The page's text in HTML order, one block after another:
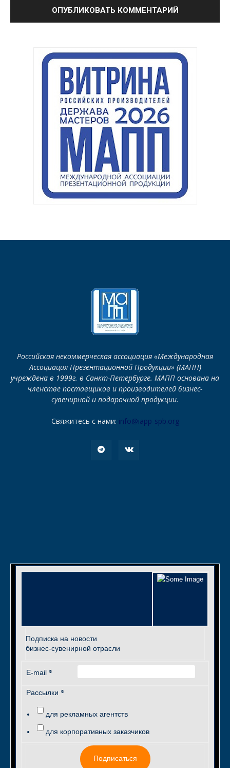
Российская некоммерческая ассоциация «Международная
Ассоциация Презентационной Продукции» (МАПП)
учреждена в 1999г. в Санкт-Петербурге. МАПП основана на
членстве поставщиков и производителей бизнес-
сувенирной и подарочной продукции.
Свяжитесь с нами: info@iapp-spb.org
Подписка на новости
бизнес-сувенирной отрасли
E-mail *
Рассылки *
для рекламных агентств
для корпоративных заказчиков
Подписаться